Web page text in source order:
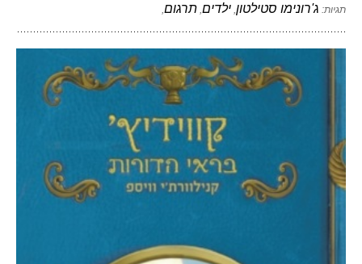
תגיות: ג'רונימו סטילטון ילדים תרגום